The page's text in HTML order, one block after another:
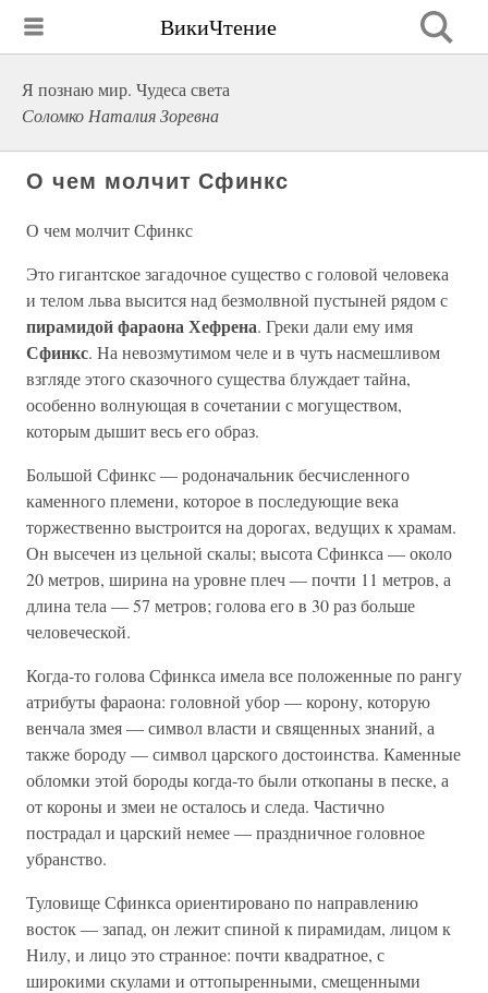
ВикиЧтение
Я познаю мир. Чудеса света
Соломко Наталия Зоревна
О чем молчит Сфинкс
О чем молчит Сфинкс
Это гигантское загадочное существо с головой человека
и телом льва высится над безмолвной пустыней рядом с
пирамидой фараона Хефрена. Греки дали ему имя
Сфинкс. На невозмутимом челе и в чуть насмешливом
взгляде этого сказочного существа блуждает тайна,
особенно волнующая в сочетании с могуществом,
которым дышит весь его образ.
Большой Сфинкс — родоначальник бесчисленного
каменного племени, которое в последующие века
торжественно выстроится на дорогах, ведущих к храмам.
Он высечен из цельной скалы; высота Сфинкса — около
20 метров, ширина на уровне плеч — почти 11 метров, а
длина тела — 57 метров; голова его в 30 раз больше
человеческой.
Когда-то голова Сфинкса имела все положенные по рангу
атрибуты фараона: головной убор — корону, которую
венчала змея — символ власти и священных знаний, а
также бороду — символ царского достоинства. Каменные
обломки этой бороды когда-то были откопаны в песке, а
от короны и змеи не осталось и следа. Частично
пострадал и царский немее — праздничное головное
убранство.
Туловище Сфинкса ориентировано по направлению
восток — запад, он лежит спиной к пирамидам, лицом к
Нилу, и лицо это странное: почти квадратное, с
широкими скулами и оттопыренными, смещенными